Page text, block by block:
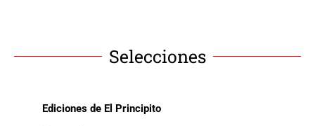
Selecciones
Ediciones de El Principito